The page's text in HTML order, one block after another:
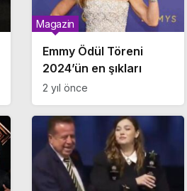
Emmy Ödül Töreni
2024’ün en şıkları
Magazin
2 yıl önce